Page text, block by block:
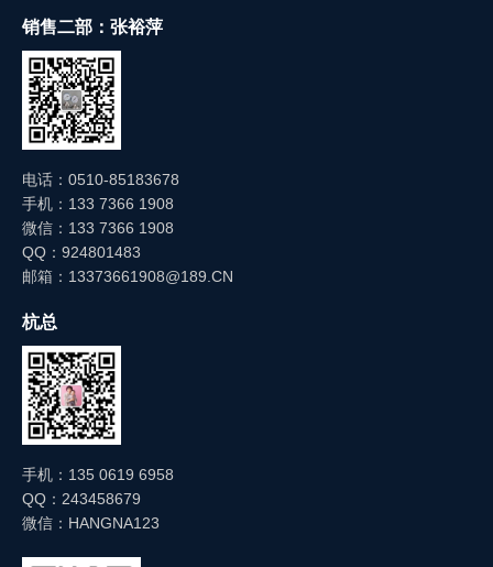
销售二部：张裕萍
电话：0510-85183678
手机：133 7366 1908
微信：133 7366 1908
QQ：924801483
邮箱：13373661908@189.CN
杭总
手机：135 0619 6958
QQ：243458679
微信：HANGNA123